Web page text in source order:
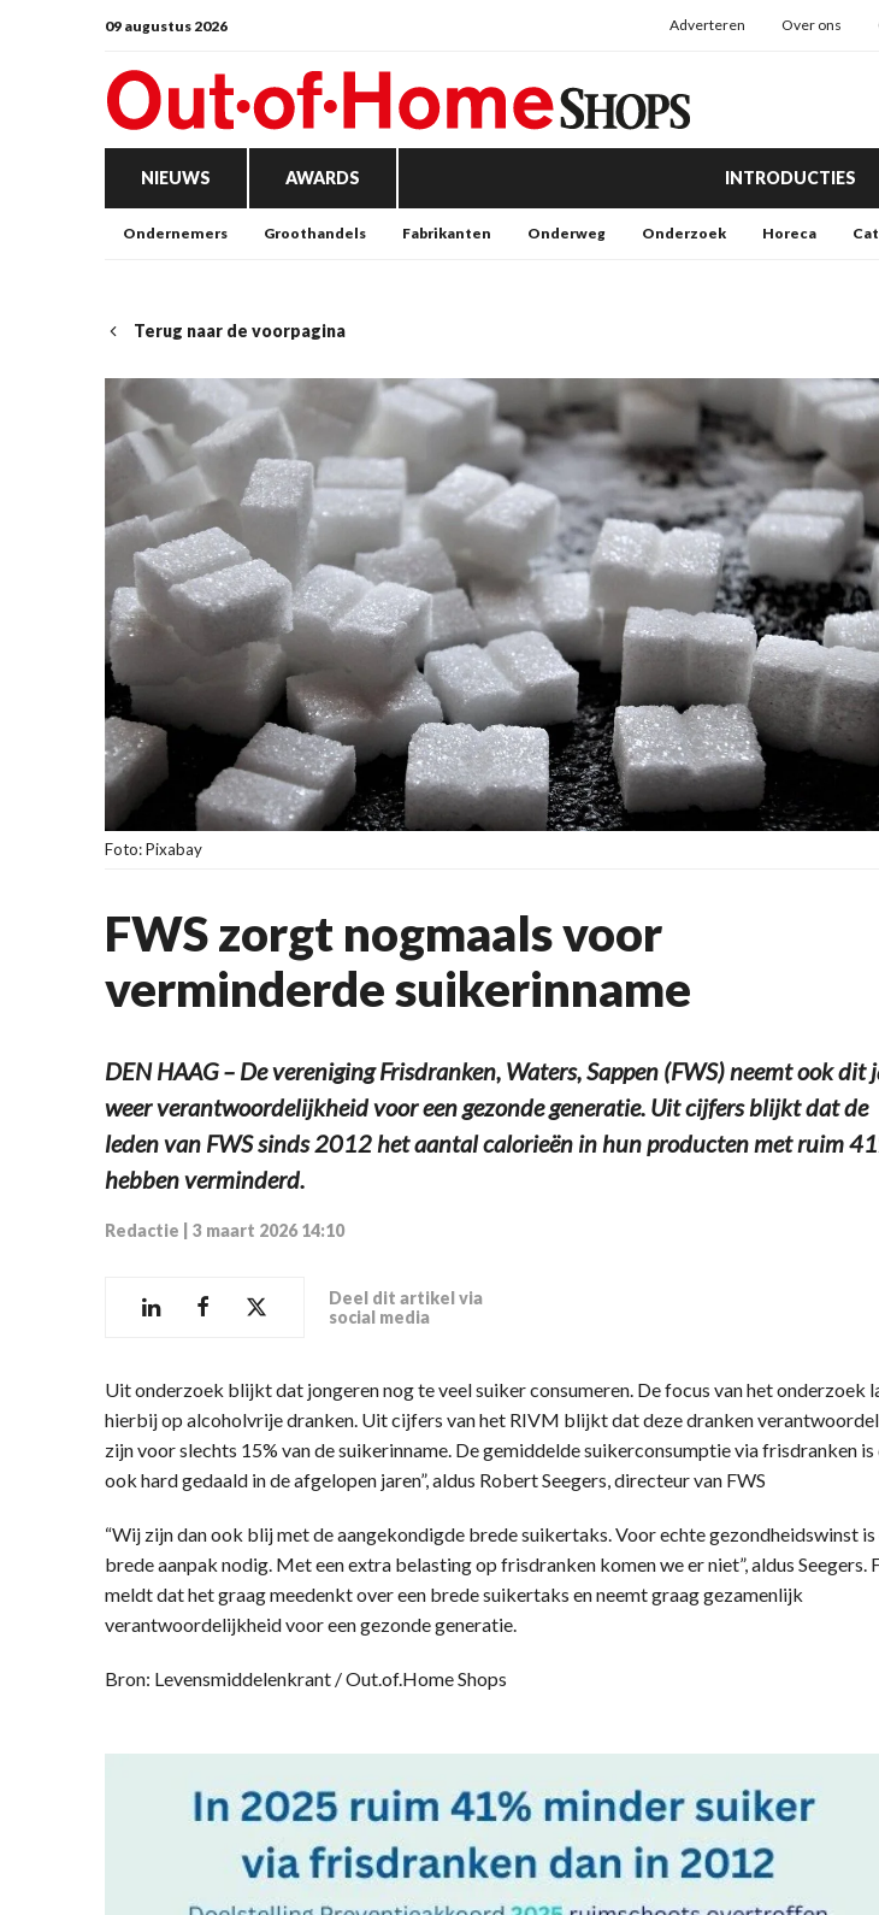
09 augustus 2026 Adverteren Over ons
NIEUWS AWARDS INTRODUCTIES
Ondernemers Groothandels Fabrikanten Onderweg Onderzoek Horeca
Terug naar de voorpagina
Foto: Pixabay
FWS zorgt nogmaals voor
verminderde suikerinname
DEN HAAG – De vereniging Frisdranken, Waters, Sappen (FWS) neemt ook dit
weer verantwoordelijkheid voor een gezonde generatie. Uit cijfers blijkt dat de
leden van FWS sinds 2012 het aantal calorieën in hun producten met ruim
hebben verminderd.
Redactie 3 maart 2026 14:10
Deel dit artikel via
social media
Uit onderzoek blijkt dat jongeren nog te veel suiker consumeren. De focus van het onderzoek
hierbij op alcoholvrije dranken. Uit cijfers van het RIVM blijkt dat deze dranken
zijn voor slechts 15% van de suikerinname. De gemiddelde suikerconsumptie via frisdranken is
ook hard gedaald in de afgelopen jaren”, aldus Robert Seegers, directeur van FWS
“Wij zijn dan ook blij met de aangekondigde brede suikertaks. Voor echte gezondheidswinst is
brede aanpak nodig. Met een extra belasting op frisdranken komen we er niet”, aldus Seegers.
meldt dat het graag meedenkt over een brede suikertaks en neemt graag gezamenlijk
verantwoordelijkheid voor een gezonde generatie.
Bron: Levensmiddelenkrant / Out.of.Home Shops